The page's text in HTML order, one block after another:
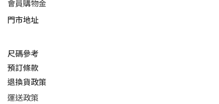
會員購物金
門市地址
尺碼參考
預訂條款
退換貨政策​
運送政策​